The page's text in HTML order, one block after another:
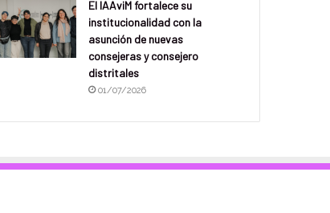
El IAAviM fortalece su
institucionalidad con la
asunción de nuevas
consejeras y consejero
distritales
01/07/2026